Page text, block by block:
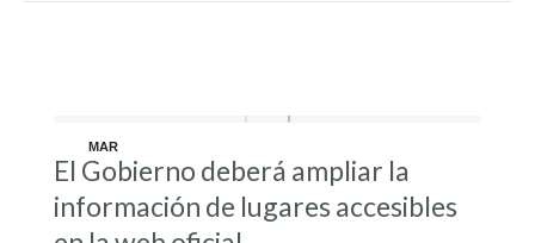
MAR
12
El Gobierno deberá ampliar la
información de lugares accesibles